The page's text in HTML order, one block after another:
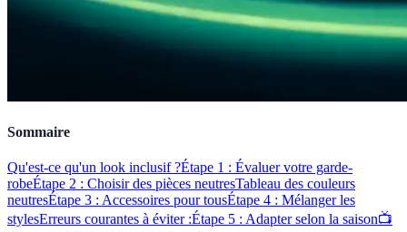
Sommaire
Qu'est-ce qu'un look inclusif ?Étape 1 : Évaluer votre garde-
robeÉtape 2 : Choisir des pièces neutresTableau des couleurs
neutresÉtape 3 : Accessoires pour tousÉtape 4 : Mélanger les
stylesErreurs courantes à éviter :Étape 5 : Adapter selon la saison📺